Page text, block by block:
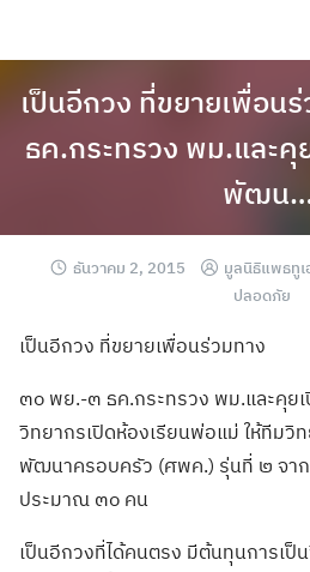
เป็นอีกวง ที่ขยายเพื่อน
ธค.กระทรวง พม.และคุ
พัฒน
ธันวาคม 2, 2015 มูลนิธิแพธทูเ
ปลอดภัย
เป็นอีกวง ที่ขยายเพื่อนร่วมทาง
๓๐ พย.-๓ ธค.กระทรวง พม.และคุย
วิทยากรเปิดห้องเรียนพ่อแม่ ให้ทีมวิ
พัฒนาครอบครัว (ศพค.) รุ่นที่ ๒ จา
ประมาณ ๓๐ คน
เป็นอีกวงที่ได้คนตรง มีต้นทุนการเป็